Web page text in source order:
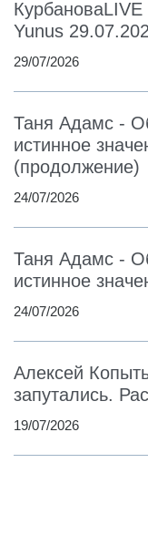
Yunus
29/07/2026
Таня Адамс -
истинное
(продолжение)
24/07/2026
Таня Адамс -
истинное
24/07/2026
Алексей
запутались.
19/07/2026